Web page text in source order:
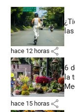
hace 12 horas share
6
la
hace 15 horas share